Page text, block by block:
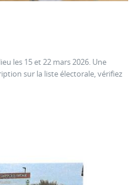
les 15 et 22 mars 2026. Une
sur la liste électorale, vérifiez